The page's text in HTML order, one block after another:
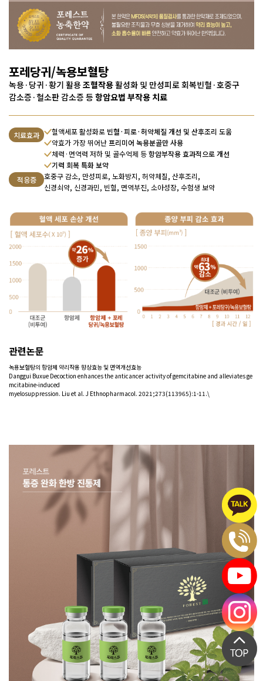
포레당귀/녹용보혈탕
녹용·당귀·황기 활용조혈작용활성화 및 만성피로 회복빈혈·호중구
감소증·혈소판 감소증 등 항암요법 부작용 치료
치료효과 혈액세포 활성화로 빈혈·피로·허약체질 개선 및 산후조리 도움
약효가 가장 뛰어난 프리미어 녹용분골만 사용
체력·면역력 저하 및 골수억제 등항암부작용 효과적으로 개선
기력 회복 특화 보약
적응증
호중구 감소, 만성피로, 노화방지, 허약체질, 산후조리,
신경쇠약, 신경과민, 빈혈, 면역부진, 소아성장, 수험생 보약
관련논문
녹용보혈탕의 항암제 약리작용 향상효능 및 면역개선효능
Danggui Buxue Decoction enhances the anticancer activity of gemcitabine and alleviates ge
mcitabine-induced
myelosuppression. Liu et al. J Ethnopharmacol. 2021;273(113965):1-11.\